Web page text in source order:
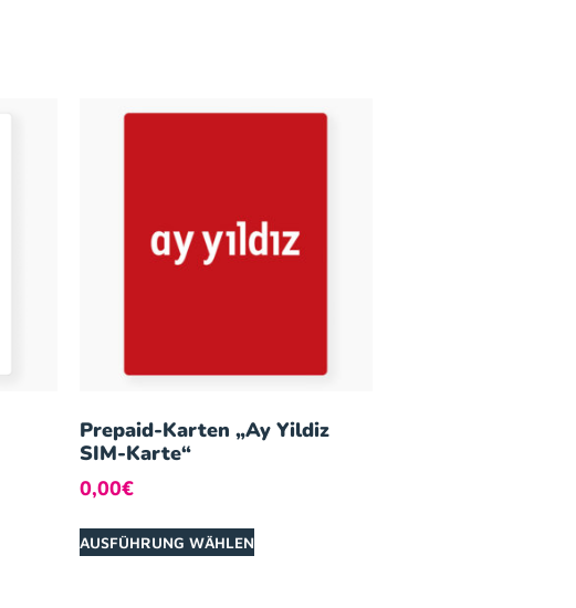
Prepaid-Karten „Ay Yildiz
SIM-Karte“
0,00€
AUSFÜHRUNG WÄHLEN